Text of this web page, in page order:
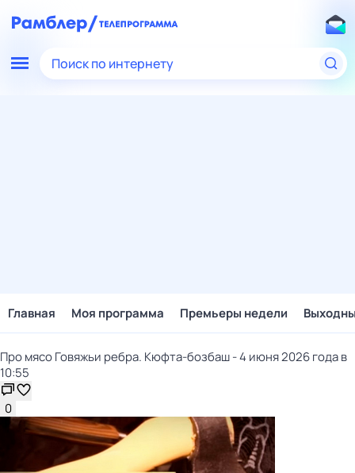
Поиск по интернету
Главная Моя программа Премьеры недели
Про мясо Говяжьи ребра. Кюфта-бозбаш - 4 июня 2026 года в
10:55
0